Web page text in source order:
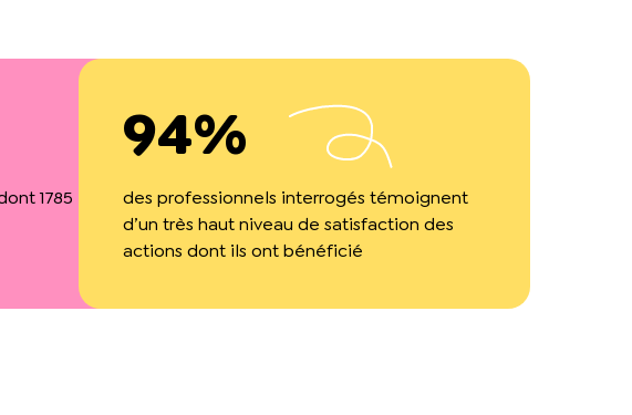
1785
94%
des professionnels interrogés témoignent
d’un très haut niveau de satisfaction des
actions dont ils ont bénéficié